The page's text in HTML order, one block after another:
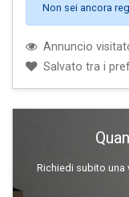
Non sei ancora
Annuncio
Salvato tra i
Richiedi subito una